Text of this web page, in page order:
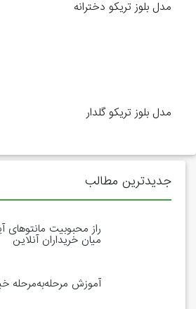
مدل بلوز تریکو دخترانه
مدل بلوز تریکو گلدار
جدیدترین مطالب
راز محبوبیت مانتوهای
میان خریداران آنلاین
آموزش مرحله‌به‌مرحله